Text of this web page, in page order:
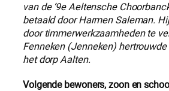
van de ‘9e Aeltensche
betaald door Harmen Saleman.
door timmerwerkzaamheden te
Fenneken (Jenneken)
het dorp Aalten.
Volgende bewoners, zoon en